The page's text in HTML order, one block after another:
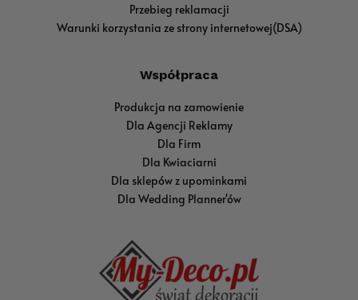
Przebieg reklamacji
Warunki korzystania ze strony internetowej(DSA)
Współpraca
Produkcja na zamowienie
Dla Agencji Reklamy
Dla Firm
Dla Kwiaciarni
Dla sklepów z upominkami
Dla Wedding Planner'ów